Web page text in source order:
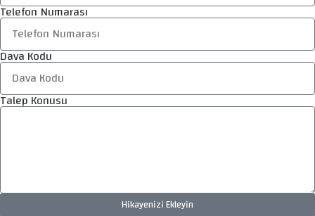
Telefon Numarası
Dava Kodu
Talep Konusu
Hikayenizi Ekleyin